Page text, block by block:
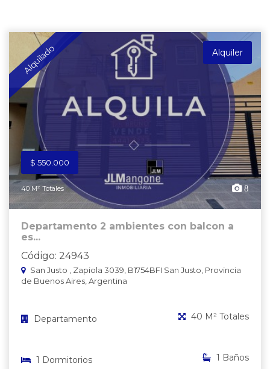
Alquilado Alquiler
$ 550.000
40 M² Totales 8
Departamento 2 ambientes con balcon a
es...
Código: 24943
San Justo , Zapiola 3039, B1754BFI San Justo, Provincia
de Buenos Aires, Argentina
Departamento 40 M² Totales
1 Dormitorios 1 Baños